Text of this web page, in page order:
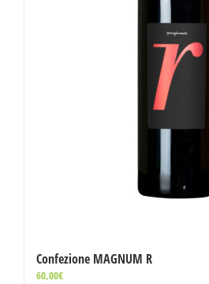
Confezione MAGNUM R
60,00€